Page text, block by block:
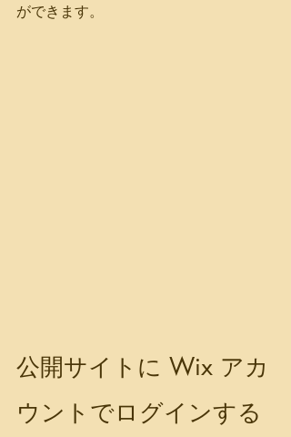
ができます。
公開サイトに Wix アカ
ウントでログインする